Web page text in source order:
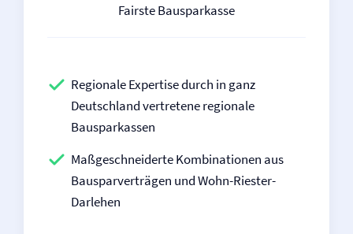
Fairste Bausparkasse
Regionale Expertise durch in ganz
Deutschland vertretene regionale
Bausparkassen
Maßgeschneiderte Kombinationen aus
Bausparverträgen und Wohn-Riester-
Darlehen